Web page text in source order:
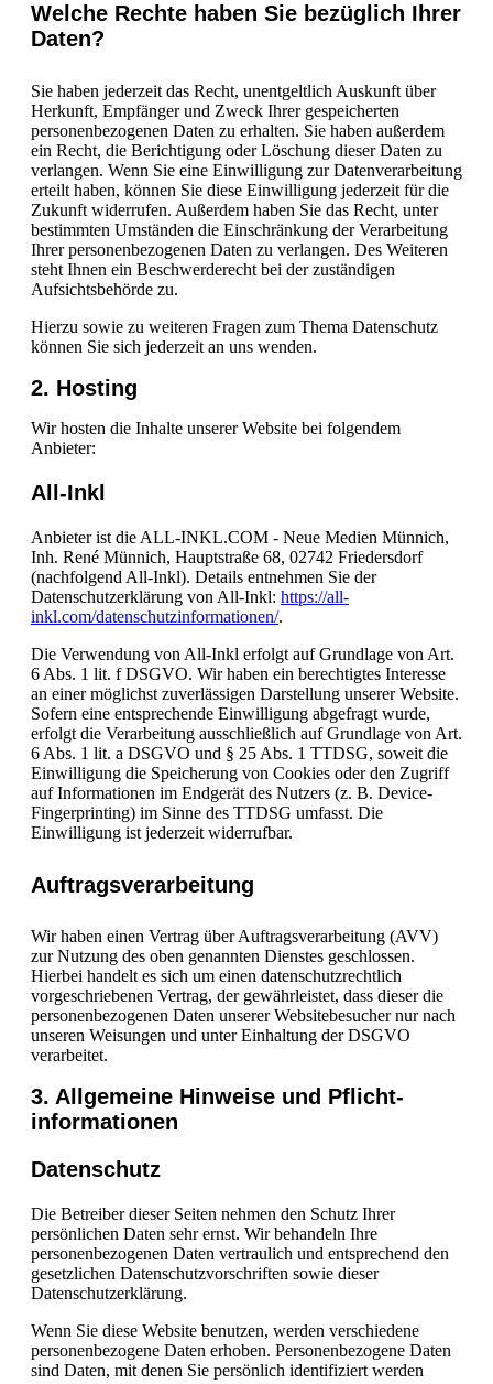
Welche Rechte haben Sie bezüglich Ihrer
Daten?
Sie haben jederzeit das Recht, unentgeltlich Auskunft über
Herkunft, Empfänger und Zweck Ihrer gespeicherten
personenbezogenen Daten zu erhalten. Sie haben außerdem
ein Recht, die Berichtigung oder Löschung dieser Daten zu
verlangen. Wenn Sie eine Einwilligung zur Datenverarbeitung
erteilt haben, können Sie diese Einwilligung jederzeit für die
Zukunft widerrufen. Außerdem haben Sie das Recht, unter
bestimmten Umständen die Einschränkung der Verarbeitung
Ihrer personenbezogenen Daten zu verlangen. Des Weiteren
steht Ihnen ein Beschwerderecht bei der zuständigen
Aufsichtsbehörde zu.
Hierzu sowie zu weiteren Fragen zum Thema Datenschutz
können Sie sich jederzeit an uns wenden.
2. Hosting
Wir hosten die Inhalte unserer Website bei folgendem
Anbieter:
All-Inkl
Anbieter ist die ALL-INKL.COM - Neue Medien Münnich,
Inh. René Münnich, Hauptstraße 68, 02742 Friedersdorf
(nachfolgend All-Inkl). Details entnehmen Sie der
Datenschutzerklärung von All-Inkl: https://all-
inkl.com/datenschutzinformationen/.
Die Verwendung von All-Inkl erfolgt auf Grundlage von Art.
6 Abs. 1 lit. f DSGVO. Wir haben ein berechtigtes Interesse
an einer möglichst zuverlässigen Darstellung unserer Website.
Sofern eine entsprechende Einwilligung abgefragt wurde,
erfolgt die Verarbeitung ausschließlich auf Grundlage von Art.
6 Abs. 1 lit. a DSGVO und § 25 Abs. 1 TTDSG, soweit die
Einwilligung die Speicherung von Cookies oder den Zugriff
auf Informationen im Endgerät des Nutzers (z. B. Device-
Fingerprinting) im Sinne des TTDSG umfasst. Die
Einwilligung ist jederzeit widerrufbar.
Auftragsverarbeitung
Wir haben einen Vertrag über Auftragsverarbeitung (AVV)
zur Nutzung des oben genannten Dienstes geschlossen.
Hierbei handelt es sich um einen datenschutzrechtlich
vorgeschriebenen Vertrag, der gewährleistet, dass dieser die
personenbezogenen Daten unserer Websitebesucher nur nach
unseren Weisungen und unter Einhaltung der DSGVO
verarbeitet.
3. Allgemeine Hinweise und Pflicht­
informationen
Datenschutz
Die Betreiber dieser Seiten nehmen den Schutz Ihrer
persönlichen Daten sehr ernst. Wir behandeln Ihre
personenbezogenen Daten vertraulich und entsprechend den
gesetzlichen Datenschutzvorschriften sowie dieser
Datenschutzerklärung.
Wenn Sie diese Website benutzen, werden verschiedene
personenbezogene Daten erhoben. Personenbezogene Daten
sind Daten, mit denen Sie persönlich identifiziert werden